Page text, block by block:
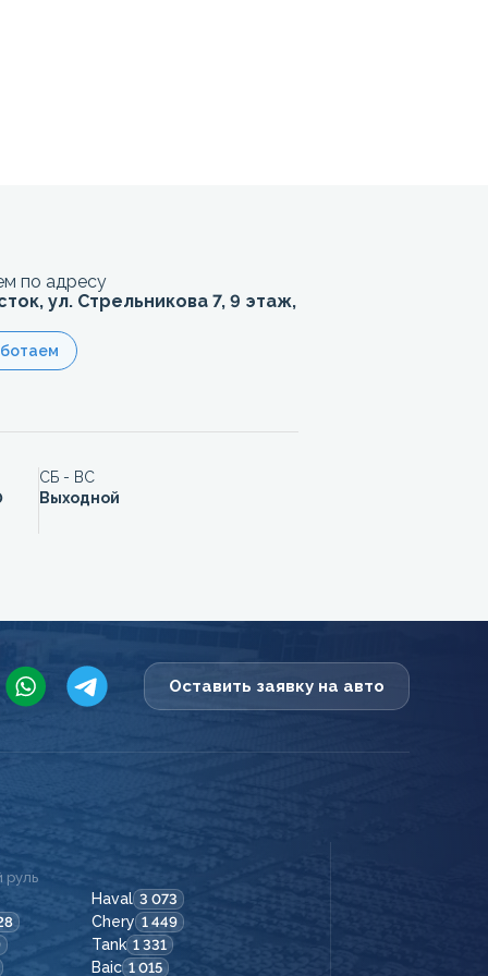
по адресу
ул. Стрельникова 7, 9 этаж,
СБ - ВС
Выходной
Оставить заявку на авто
руль
Haval 3 073
Chery 1 449
Tank 1 331
Baic 1 015